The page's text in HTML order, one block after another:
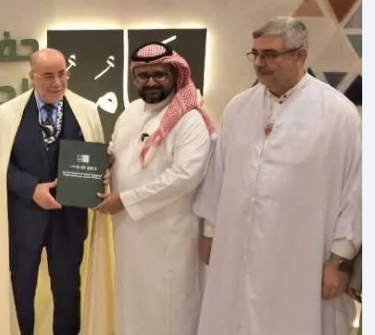
الجزائر الجالية المنتخب الوطني سياسة اقتصاد